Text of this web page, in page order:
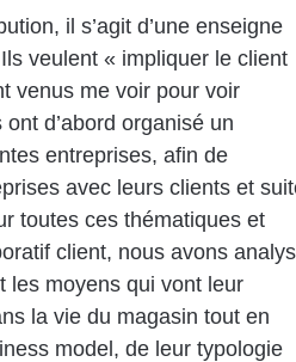
il s’agit d’une enseigne
veulent « impliquer le client
venus me voir pour voir
d’abord organisé un
entreprises, afin de
avec leurs clients et
toutes ces thématiques et
client, nous avons
les moyens qui vont leur
la vie du magasin tout en
model, de leur typologie